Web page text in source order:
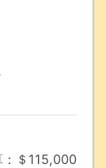
：＄115,000